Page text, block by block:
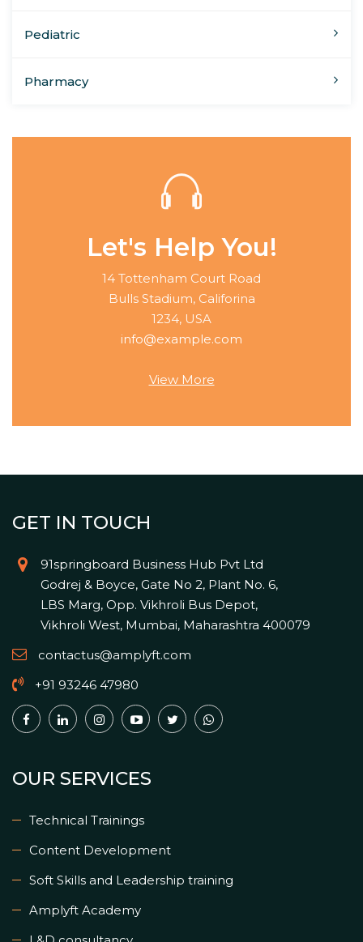
Pediatric
Pharmacy
Let's Help You!
14 Tottenham Court Road
Bulls Stadium, Califorina
1234, USA
info@example.com
View More
GET IN TOUCH
91springboard Business Hub Pvt Ltd
Godrej & Boyce, Gate No 2, Plant No. 6,
LBS Marg, Opp. Vikhroli Bus Depot,
Vikhroli West, Mumbai, Maharashtra 400079
contactus@amplyft.com
+91 93246 47980
OUR SERVICES
Technical Trainings
Content Development
Soft Skills and Leadership training
Amplyft Academy